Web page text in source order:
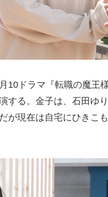
10ドラマ『転職の魔王
する。金子は、石田ゆ
が現在は自宅にひきこ